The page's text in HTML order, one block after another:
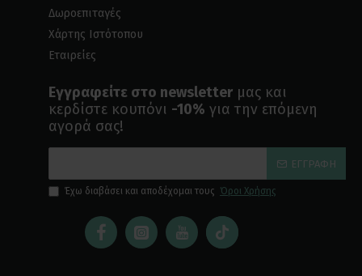
Δωροεπιταγές
Χάρτης Ιστότοπου
Εταιρείες
Εγγραφείτε στο newsletter μας και
κερδίστε κουπόνι -10% για την επόμενη
αγορά σας!
ΕΓΓΡΑΦΉ
Έχω διαβάσει και αποδέχομαι τους Όροι Χρήσης